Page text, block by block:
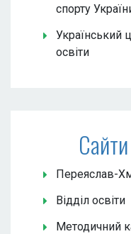
спорту
Український
освіти
Переяслав-
Відділ освіти
Методичний